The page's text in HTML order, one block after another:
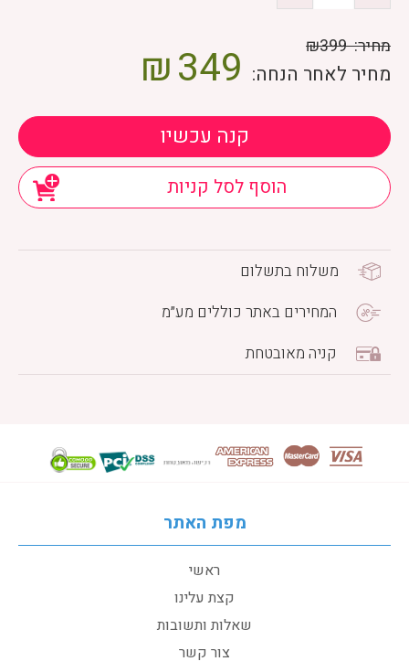
מחיר:₪399
מחיר לאחר הנחה: 349
₪
קנה עכשיו
הוסף לסל קניות
משלוח בתשלום
המחירים באתר כוללים מע״מ
קניה מאובטחת
מפת האתר
ראשי
קצת עלינו
שאלות ותשובות
צור קשר